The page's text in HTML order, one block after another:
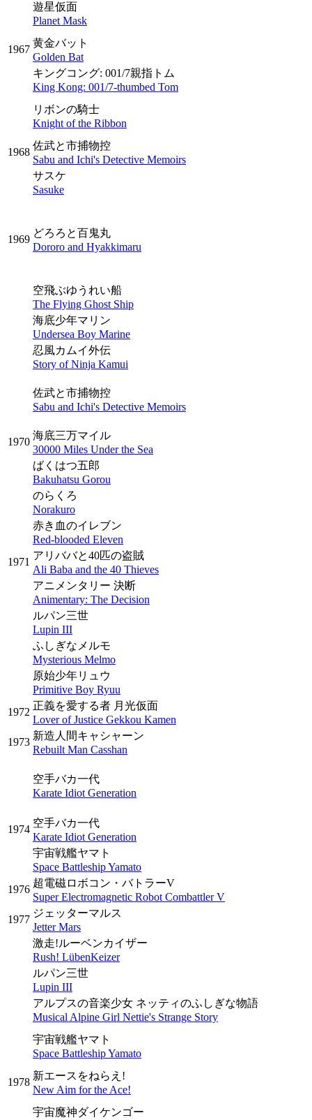
遊星仮面
Planet Mask
1967
黄金バット
Golden Bat
キングコング: 001/7親指トム
King Kong: 001/7-thumbed Tom
リボンの騎士
Knight of the Ribbon
1968
佐武と市捕物控
Sabu and Ichi's Detective Memoirs
サスケ
Sasuke
1969
どろろと百鬼丸
Dororo and Hyakkimaru
空飛ぶゆうれい船
The Flying Ghost Ship
海底少年マリン
Undersea Boy Marine
忍風カムイ外伝
Story of Ninja Kamui
佐武と市捕物控
Sabu and Ichi's Detective Memoirs
1970
海底三万マイル
30000 Miles Under the Sea
ばくはつ五郎
Bakuhatsu Gorou
のらくろ
Norakuro
赤き血のイレブン
Red-blooded Eleven
1971
アリババと40匹の盗賊
Ali Baba and the 40 Thieves
アニメンタリー 決断
Animentary: The Decision
ルパン三世
Lupin III
ふしぎなメルモ
Mysterious Melmo
原始少年リュウ
Primitive Boy Ryuu
1972
正義を愛する者 月光仮面
Lover of Justice Gekkou Kamen
1973
新造人間キャシャーン
Rebuilt Man Casshan
空手バカ一代
Karate Idiot Generation
1974
空手バカ一代
Karate Idiot Generation
宇宙戦艦ヤマト
Space Battleship Yamato
1976
超電磁ロボコン・バトラーV
Super Electromagnetic Robot Combattler V
1977
ジェッターマルス
Jetter Mars
激走!ルーベンカイザー
Rush! LübenKeizer
ルパン三世
Lupin III
アルプスの音楽少女 ネッティのふしぎな物語
Musical Alpine Girl Nettie's Strange Story
宇宙戦艦ヤマト
Space Battleship Yamato
1978
新エースをねらえ!
New Aim for the Ace!
宇宙魔神ダイケンゴー